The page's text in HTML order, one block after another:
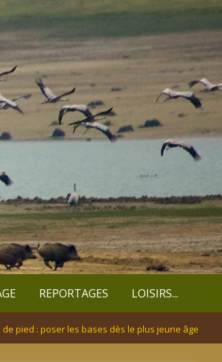
REPORTAGES LOISIRS...
de pied : poser les bases dès le plus jeune âge